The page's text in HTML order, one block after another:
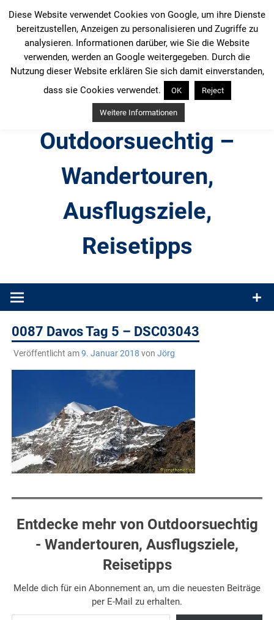
Inhalt
springen
Outdoorsuechtig –
Wandertouren,
Ausflugsziele,
Reisetipps
Produkttests und Buchrezensionen. Ein Blog für alle, die gern
0087 Davos Tag 5 – DSC03043
Veröffentlicht am9. Januar 2018 von Jörg
Entdecke mehr von Outdoorsuechtig
- Wandertouren, Ausflugsziele,
Reisetipps
Melde dich für ein Abonnement an, um die neuesten Beiträge
per E-Mail zu erhalten.
Gib deine E-Mail-Adresse ein ...
Diese Website verwendet Cookies von Google, um ihre Dienste
bereitzustellen, Anzeigen zu personalisieren und Zugriffe zu
analysieren. Informationen darüber, wie Sie die Website
verwenden, werden an Google weitergegeben. Durch die
Nutzung dieser Website erklären Sie sich damit einverstanden,
dass sie Cookies verwendet.
OK Reject
Weitere Informationen